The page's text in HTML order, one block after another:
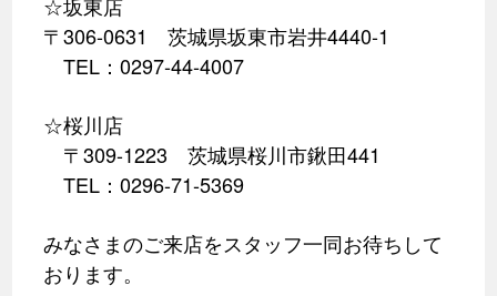
〒306-0631 茨城県坂東市岩井4440-1
TEL：0297-44-4007
☆桜川店
〒309-1223 茨城県桜川市鍬田441
TEL：0296-71-5369
みなさまのご来店をスタッフ一同お待ちして
おります。